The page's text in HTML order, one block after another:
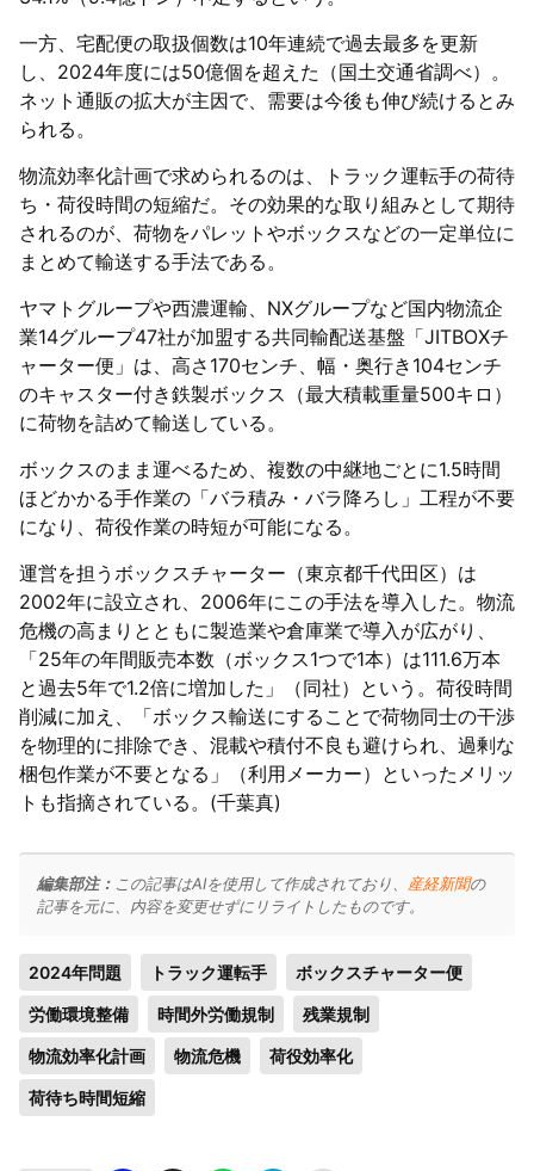
一方、宅配便の取扱個数は10年連続で過去最多を更新
し、2024年度には50億個を超えた（国土交通省調べ）。
ネット通販の拡大が主因で、需要は今後も伸び続けるとみ
られる。
物流効率化計画で求められるのは、トラック運転手の荷待
ち・荷役時間の短縮だ。その効果的な取り組みとして期待
されるのが、荷物をパレットやボックスなどの一定単位に
まとめて輸送する手法である。
ヤマトグループや西濃運輸、NXグループなど国内物流企
業14グループ47社が加盟する共同輸配送基盤「JITBOXチ
ャーター便」は、高さ170センチ、幅・奥行き104センチ
のキャスター付き鉄製ボックス（最大積載重量500キロ）
に荷物を詰めて輸送している。
ボックスのまま運べるため、複数の中継地ごとに1.5時間
ほどかかる手作業の「バラ積み・バラ降ろし」工程が不要
になり、荷役作業の時短が可能になる。
運営を担うボックスチャーター（東京都千代田区）は
2002年に設立され、2006年にこの手法を導入した。物流
危機の高まりとともに製造業や倉庫業で導入が広がり、
「25年の年間販売本数（ボックス1つで1本）は111.6万本
と過去5年で1.2倍に増加した」（同社）という。荷役時間
削減に加え、「ボックス輸送にすることで荷物同士の干渉
を物理的に排除でき、混載や積付不良も避けられ、過剰な
梱包作業が不要となる」（利用メーカー）といったメリッ
トも指摘されている。(千葉真)
編集部注： この記事はAIを使用して作成されており、 産経新聞の
記事を元に、内容を変更せずにリライトしたものです。
2024年問題 トラック運転手 ボックスチャーター便
労働環境整備 時間外労働規制 残業規制
物流効率化計画 物流危機 荷役効率化
荷待ち時間短縮